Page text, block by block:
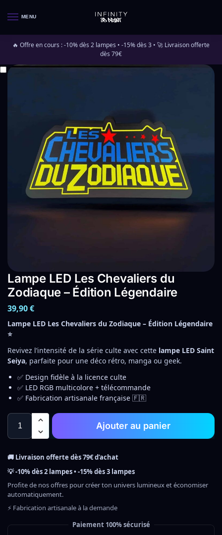
MENU
🔥 Offre en cours : -10% dès 2 lampes • -15% dès 3 • 🚀 Livraison offerte
dès 79€
Lampe LED Les Chevaliers du
Zodiaque – Édition Légendaire
39,90€
Lampe LED Les Chevaliers du Zodiaque – Édition Légendaire
⭐
Revivez l’intensité de la série culte avec cette lampe LED Saint
Seiya, parfaite pour une déco rétro, manga ou geek.
✅ Design fidèle à la licence culte
✅ LED RGB multicolore + télécommande
✅ Fabrication artisanale française 🇫🇷
Ajouter au panier
🚚 Livraison offerte dès 79€ d’achat
💡 -10% dès 2 lampes • -15% dès 3 lampes
Profite de nos offres pour créer ton univers lumineux et économiser
automatiquement.
⚡ Fabrication artisanale à la demande
Paiement 100% sécurisé